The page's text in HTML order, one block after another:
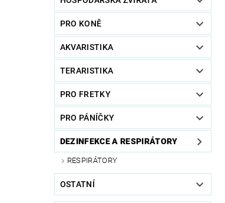
PRO KONĚ
AKVARISTIKA
TERARISTIKA
PRO FRETKY
PRO PÁNÍČKY
DEZINFEKCE A RESPIRÁTORY
RESPIRÁTORY
OSTATNÍ